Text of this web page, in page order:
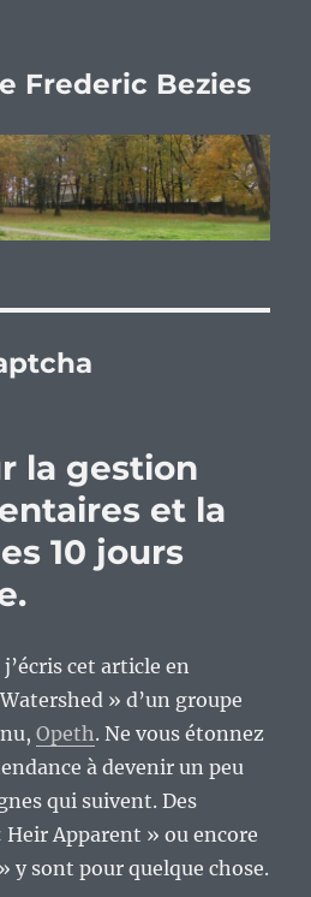
Frederic Bezies
la gestion
et la
10 jours
j’écris cet article en
» d’un groupe
Opeth. Ne vous étonnez
à devenir un peu
qui suivent. Des
Apparent » ou encore
y sont pour quelque chose.